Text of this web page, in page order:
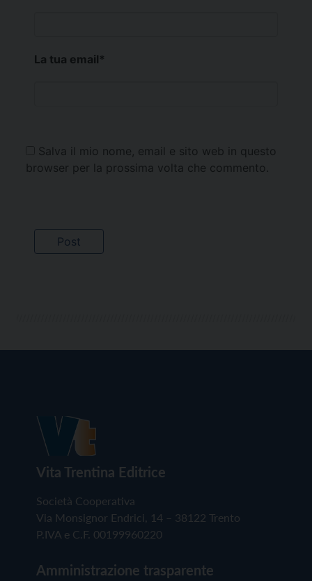
La tua email*
Salva il mio nome, email e sito web in questo
browser per la prossima volta che commento.
Vita Trentina Editrice
Società Cooperativa
Via Monsignor Endrici, 14 – 38122 Trento
P.IVA e C.F. 00199960220
Amministrazione trasparente